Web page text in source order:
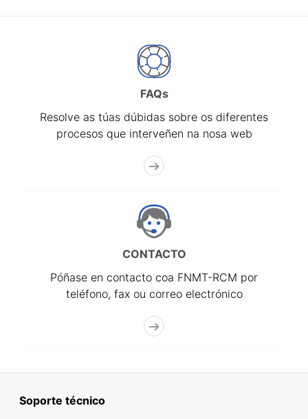
FAQs
Resolve as túas dúbidas sobre os diferentes
procesos que interveñen na nosa web
CONTACTO
Póñase en contacto coa FNMT-RCM por
teléfono, fax ou correo electrónico
Soporte técnico